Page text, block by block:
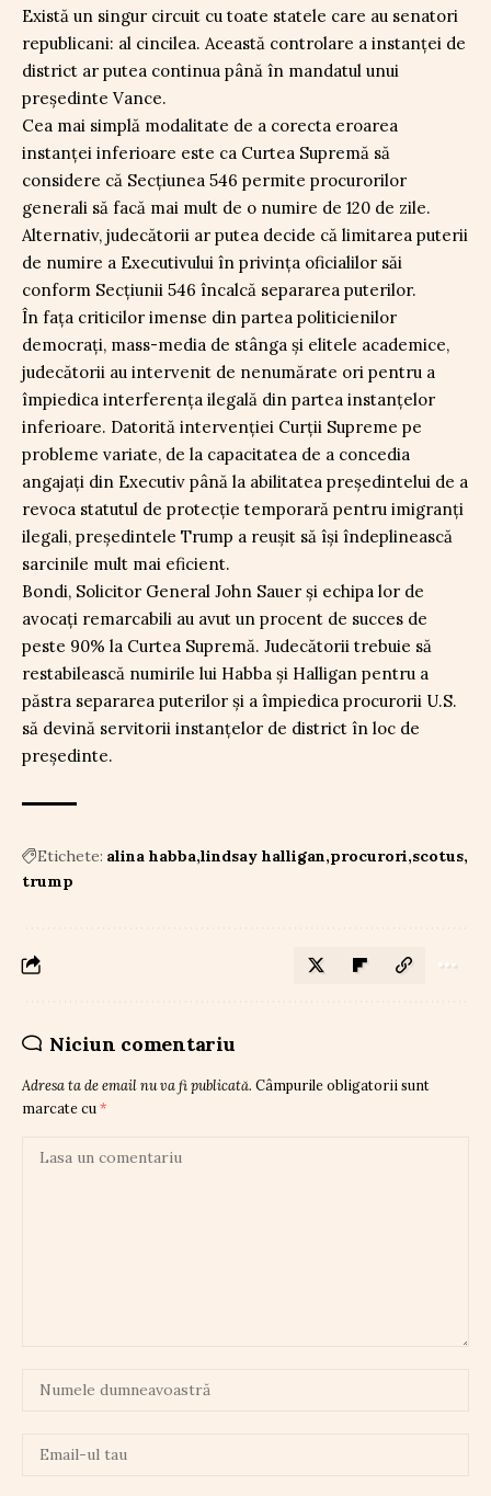
Există un singur circuit cu toate statele care au senatori
republicani: al cincilea. Această controlare a instanței de
district ar putea continua până în mandatul unui
președinte Vance.
Cea mai simplă modalitate de a corecta eroarea
instanței inferioare este ca Curtea Supremă să
considere că Secțiunea 546 permite procurorilor
generali să facă mai mult de o numire de 120 de zile.
Alternativ, judecătorii ar putea decide că limitarea puterii
de numire a Executivului în privința oficialilor săi
conform Secțiunii 546 încalcă separarea puterilor.
În fața criticilor imense din partea politicienilor
democrați, mass-media de stânga și elitele academice,
judecătorii au intervenit de nenumărate ori pentru a
împiedica interferența ilegală din partea instanțelor
inferioare. Datorită intervenției Curții Supreme pe
probleme variate, de la capacitatea de a concedia
angajați din Executiv până la abilitatea președintelui de a
revoca statutul de protecție temporară pentru imigranți
ilegali, președintele Trump a reușit să își îndeplinească
sarcinile mult mai eficient.
Bondi, Solicitor General John Sauer și echipa lor de
avocați remarcabili au avut un procent de succes de
peste 90% la Curtea Supremă. Judecătorii trebuie să
restabilească numirile lui Habba și Halligan pentru a
păstra separarea puterilor și a împiedica procurorii U.S.
să devină servitorii instanțelor de district în loc de
președinte.
Etichete: alina habba lindsay halligan procurori scotus
trump
Niciun comentariu
Adresa ta de email nu va fi publicată. Câmpurile obligatorii sunt
marcate cu *